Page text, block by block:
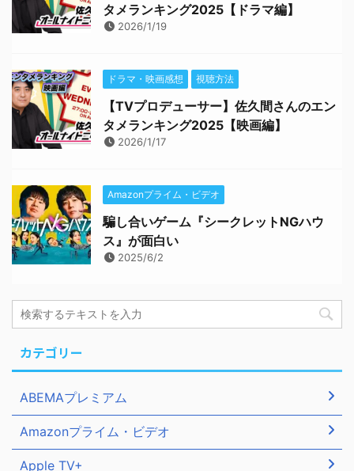
タメランキング2025【ドラマ編】
2026/1/19
ドラマ・映画感想 視聴方法
【TVプロデューサー】佐久間さんのエン
タメランキング2025【映画編】
2026/1/17
Amazonプライム・ビデオ
騙し合いゲーム『シークレットNGハウ
ス』が面白い
2025/6/2
カテゴリー
ABEMAプレミアム
Amazonプライム・ビデオ
Apple TV+